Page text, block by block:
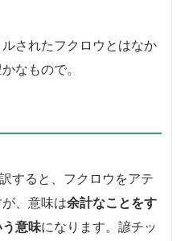
されたフクロウとはなか
なもので。
すると、フクロウをアテ
、意味は余計なことをす
意味になります。諺チッ